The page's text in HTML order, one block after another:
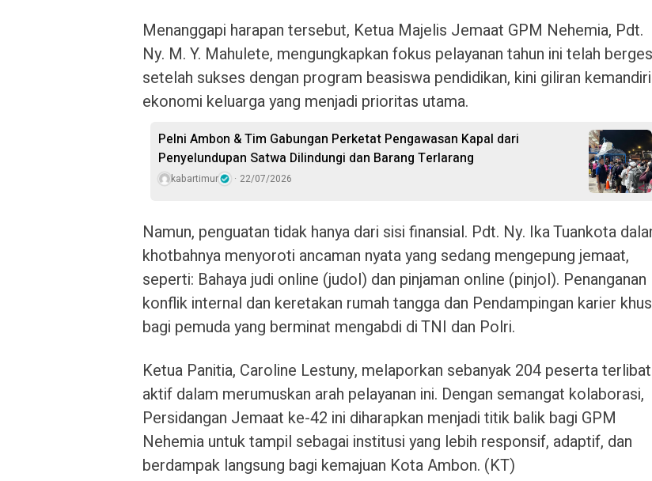
Menanggapi harapan tersebut, Ketua Majelis Jemaat GPM Nehemia, Pdt.
Ny. M. Y. Mahulete, mengungkapkan fokus pelayanan tahun ini telah
setelah sukses dengan program beasiswa pendidikan, kini giliran
ekonomi keluarga yang menjadi prioritas utama.
Pelni Ambon & Tim Gabungan Perketat Pengawasan Kapal dari
Penyelundupan Satwa Dilindungi dan Barang Terlarang
kabartimur 22/07/2026
Namun, penguatan tidak hanya dari sisi finansial. Pdt. Ny. Ika Tuankota
khotbahnya menyoroti ancaman nyata yang sedang mengepung jemaat,
seperti: Bahaya judi online (judol) dan pinjaman online (pinjol). Penanganan
konflik internal dan keretakan rumah tangga dan Pendampingan karier
bagi pemuda yang berminat mengabdi di TNI dan Polri.
Ketua Panitia, Caroline Lestuny, melaporkan sebanyak 204 peserta terlibat
aktif dalam merumuskan arah pelayanan ini. Dengan semangat kolaborasi,
Persidangan Jemaat ke-42 ini diharapkan menjadi titik balik bagi GPM
Nehemia untuk tampil sebagai institusi yang lebih responsif, adaptif, dan
berdampak langsung bagi kemajuan Kota Ambon. (KT)